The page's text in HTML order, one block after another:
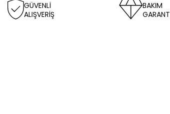
GÜVENLİ
ALIŞVERİŞ
BAKIM